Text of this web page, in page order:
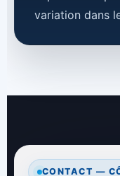
variation dans
CONTACT —